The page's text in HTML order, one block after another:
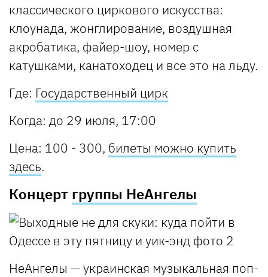
классического циркового искусства:
клоунада, жонглирование, воздушная
акробатика, файер-шоу, номер с
катушками, канатоходец и все это на льду.
Где: Государственный цирк
Когда: до 29 июля, 17:00
Цена: 100 - 300, билеты можно купить
здесь.
Концерт группы НеАнгелы
НеАнгелы — украинская музыкальная поп-